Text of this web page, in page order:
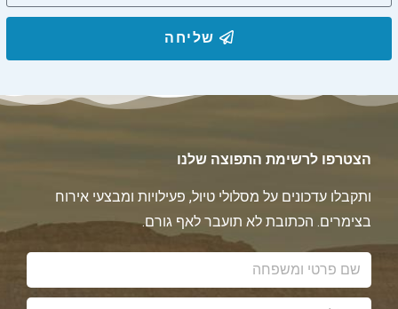
שליחה
הצטרפו לרשימת התפוצה שלנו
ותקבלו עדכונים על מסלולי טיול, פעילויות ומבצעי אירוח
בצימרים. הכתובת לא תועבר לאף גורם.